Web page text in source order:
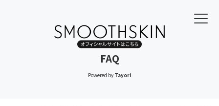
FAQ
Powered by Tayori